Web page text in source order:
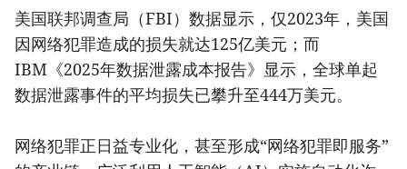
美国联邦调查局（FBI）数据显示，仅2023年，美国
因网络犯罪造成的损失就达125亿美元；而
IBM《2025年数据泄露成本报告》显示，全球单起
数据泄露事件的平均损失已攀升至444万美元。
网络犯罪正日益专业化，甚至形成“网络犯罪即服务”